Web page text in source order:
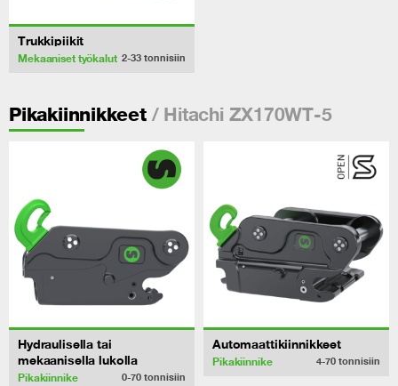
Trukkipiikit
Mekaaniset työkalut 2-33 tonnisiin
Pikakiinnikkeet/ Hitachi ZX170WT-5
Hydraulisella tai
mekaanisella lukolla
Pikakiinnike 0-70 tonnisiin
Automaattikiinnikkeet
Pikakiinnike 4-70 tonnisiin